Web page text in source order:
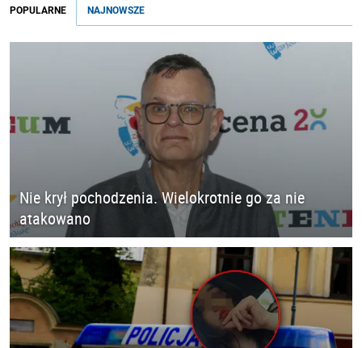
POPULARNE NAJNOWSZE
Nie krył pochodzenia. Wielokrotnie go za nie
atakowano